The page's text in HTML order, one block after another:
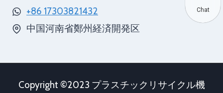
+86 17303821432
中国河南省鄭州経済開発区
Copyright ©2023 プラスチックリサイクル機
Chat